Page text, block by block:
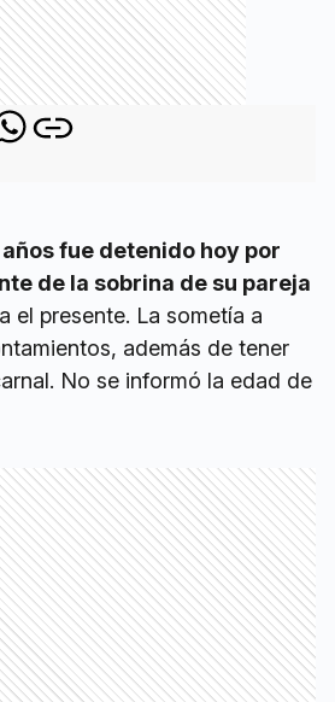
fue detenido hoy por
de la sobrina de su pareja
el presente. La sometía a
además de tener
No se informó la edad de